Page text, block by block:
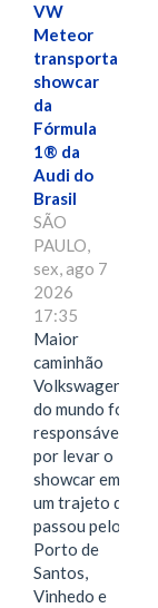
VW
Meteor
transporta
showcar
da
Fórmula
1® da
Audi do
Brasil
SÃO
PAULO,
sex, ago 7
2026
17:35
Maior
caminhão
Volkswagen
do mundo foi
responsável
por levar o
showcar em
um trajeto que
passou pelo
Porto de
Santos,
Vinhedo e